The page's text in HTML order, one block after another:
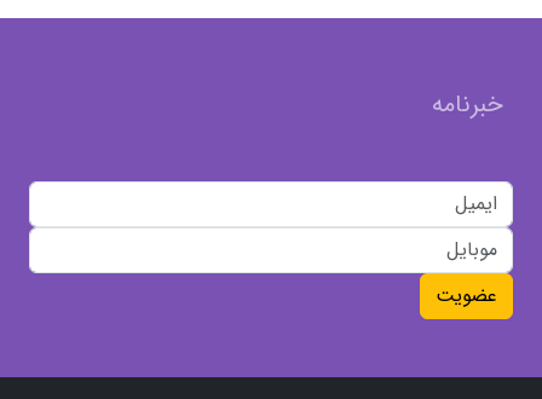
خبرنامه
عضویت